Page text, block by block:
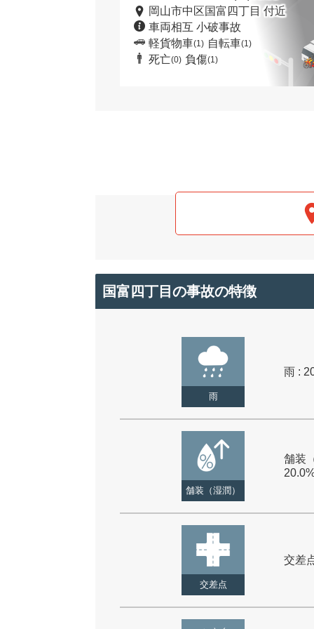
岡山市中区国富四丁目 付近
車両相互 小破事故
軽貨物車(1) 自転車(1)
死亡(0) 負傷(1)
国富四丁目の事故の特徴
雨
雨 :
舗装（湿潤）
舗装
交差点
交差